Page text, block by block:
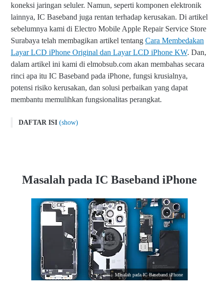
koneksi jaringan seluler. Namun, seperti komponen elektronik
lainnya, IC Baseband juga rentan terhadap kerusakan. Di artikel
sebelumnya kami di Electro Mobile Apple Repair Service Store
Surabaya telah membagikan artikel tentang Cara Membedakan
Layar LCD iPhone Original dan Layar LCD iPhone KW. Dan,
dalam artikel ini kami di elmobsub.com akan membahas secara
rinci apa itu IC Baseband pada iPhone, fungsi krusialnya,
potensi risiko kerusakan, dan solusi perbaikan yang dapat
membantu memulihkan fungsionalitas perangkat.
DAFTAR ISI (show)
Apa Fungsi IC Baseband pada iPhone?
Adakah Solusi Perbaikan untuk IC Baseband iPhone?
Penutup
Masalah pada IC Baseband iPhone
Masalah pada IC Baseband iPhone